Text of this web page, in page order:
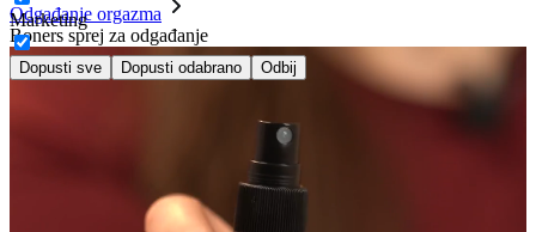
Marketing
Dopusti sve Dopusti odabrano Odbij
Odgađanje orgazma
Boners sprej za odgađanje